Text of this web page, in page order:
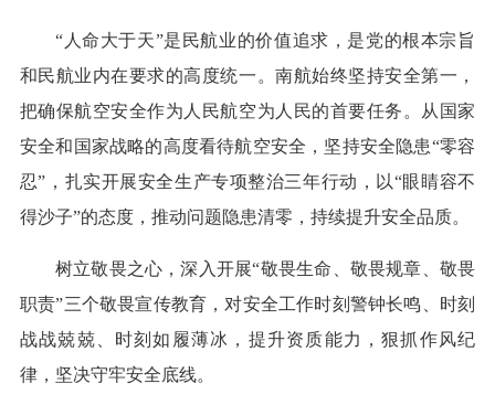
“人命大于天”是民航业的价值追求，是党的根本宗旨
和民航业内在要求的高度统一。南航始终坚持安全第一，
把确保航空安全作为人民航空为人民的首要任务。从国家
安全和国家战略的高度看待航空安全，坚持安全隐患“零容
忍”，扎实开展安全生产专项整治三年行动，以“眼睛容不
得沙子”的态度，推动问题隐患清零，持续提升安全品质。
树立敬畏之心，深入开展“敬畏生命、敬畏规章、敬畏
职责”三个敬畏宣传教育，对安全工作时刻警钟长鸣、时刻
战战兢兢、时刻如履薄冰，提升资质能力，狠抓作风纪
律，坚决守牢安全底线。